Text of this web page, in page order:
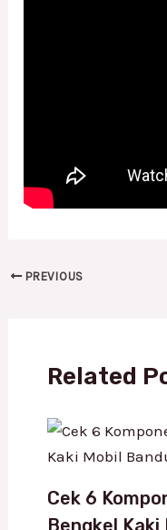
PREVIOUS
Related
Cek 6
Bengkel Kaki